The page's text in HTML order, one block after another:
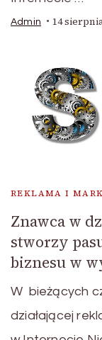
Admin 14
REKLAMA I
Znawca w
stworzy
biznesu w
W bieżących
działającej